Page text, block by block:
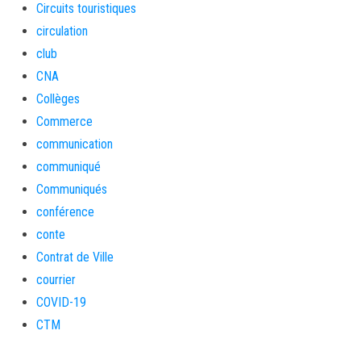
Circuits touristiques
circulation
club
CNA
Collèges
Commerce
communication
communiqué
Communiqués
conférence
conte
Contrat de Ville
courrier
COVID-19
CTM